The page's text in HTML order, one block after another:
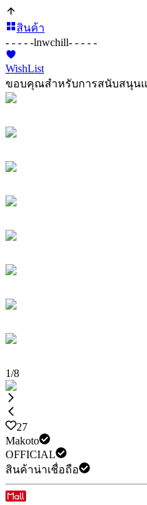
สินค้า
- - - - -lnwchill- - - - -
WishList
ขอบคุณสำหรับการสนับสนุนแ
1/8
27
Makoto
OFFICIAL
สินค้าน่าเชื่อถือ